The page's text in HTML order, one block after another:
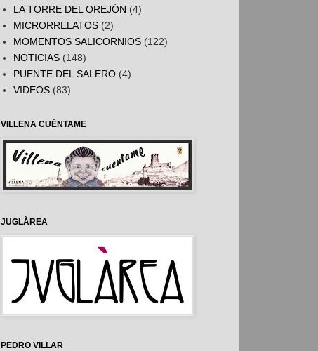
LA TORRE DEL OREJÓN (4)
MICRORRELATOS (2)
MOMENTOS SALICORNIOS (122)
NOTICIAS (148)
PUENTE DEL SALERO (4)
VIDEOS (83)
VILLENA CUÉNTAME
JUGLÀREA
PEDRO VILLAR